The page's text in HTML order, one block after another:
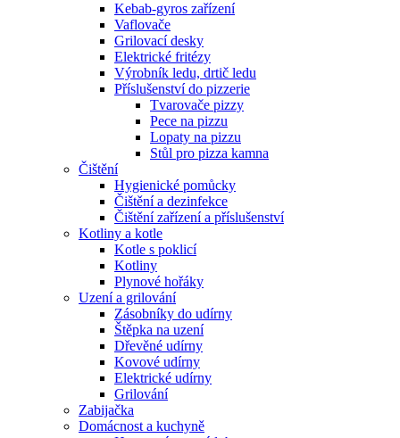
Kebab-gyros zařízení
Vaflovače
Grilovací desky
Elektrické fritézy
Výrobník ledu, drtič ledu
Příslušenství do pizzerie
Tvarovače pizzy
Pece na pizzu
Lopaty na pizzu
Stůl pro pizza kamna
Čištění
Hygienické pomůcky
Čištění a dezinfekce
Čištění zařízení a příslušenství
Kotliny a kotle
Kotle s poklicí
Kotliny
Plynové hořáky
Uzení a grilování
Zásobníky do udírny
Štěpka na uzení
Dřevěné udírny
Kovové udírny
Elektrické udírny
Grilování
Zabijačka
Domácnost a kuchyně